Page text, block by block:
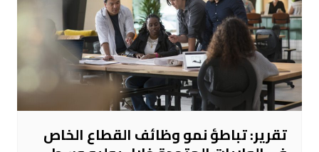
تقرير: تباطؤ نمو وظائف القطاع الخاص